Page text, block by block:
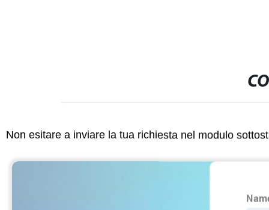
Non esitare a inviare la tua richiesta nel modulo